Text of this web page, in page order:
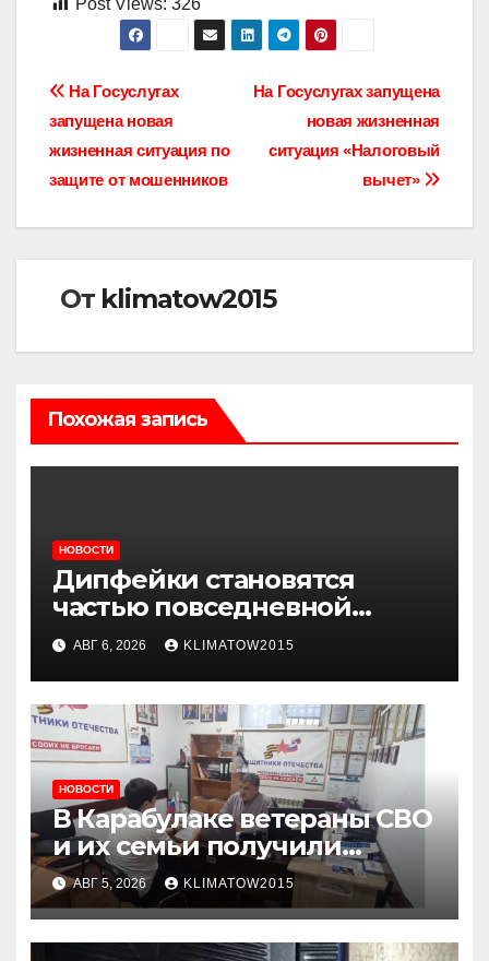
Post Views: 326
Навигация
по
записям
На Госуслугах запущена
новая жизненная
ситуация «Налоговый
вычет»
На Госуслугах
запущена новая
жизненная ситуация по
защите от мошенников
От klimatow2015
Похожая запись
НОВОСТИ
Дипфейки становятся
частью повседневной
жизни: почему жителям
Ингушетии важно быть
внимательнее
АВГ 6, 2026 KLIMATOW2015
НОВОСТИ
В Карабулаке ветераны СВО
и их семьи получили
консультации в ходе
приема граждан
АВГ 5, 2026 KLIMATOW2015